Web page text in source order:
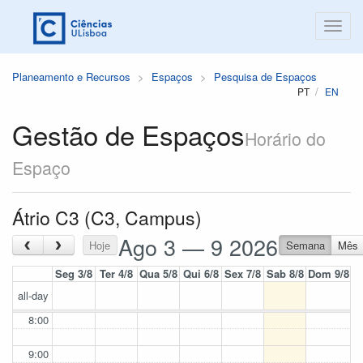
Planeamento e Recursos Espaços Pesquisa de Espaços
PT EN
Gestão de EspaçosHorário do
Espaço
Átrio C3 (C3, Campus)
‹ › Hoje Ago 3 — 9 2026 Semana
Mês
Seg 3/8 Ter 4/8 Qua 5/8 Qui 6/8 Sex 7/8 Sab 8/8 Dom 9/8
all-day
8:00
9:00